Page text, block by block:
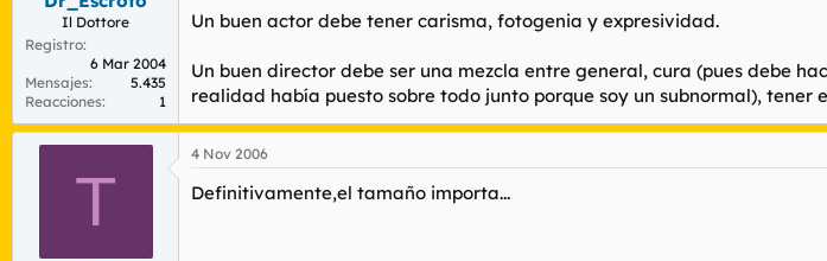
Il Dottore
Registro
6 Mar 2004
Mensajes
5.435
Reacciones
1
Un buen actor debe tener carisma, fotogenia y expresividad.
Un buen director debe ser una mezcla entre general, cura (pues debe
realidad había puesto sobre todo junto porque soy un subnormal), tener
T
4 Nov 2006
Definitivamente,el tamaño importa...